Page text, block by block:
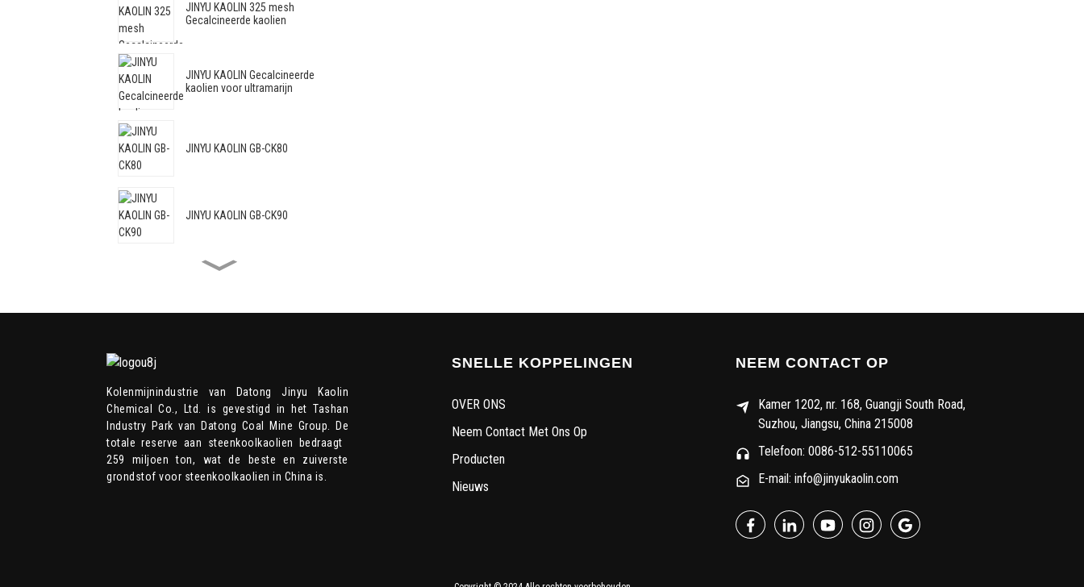
JINYU KAOLIN 325 mesh
Gecalcineerde kaolien
JINYU KAOLIN Gecalcineerde
kaolien voor ultramarijn
JINYU KAOLIN GB-CK80
JINYU KAOLIN GB-CK90
JINYU KAOLIN GB-HRM98
JINYU KAOLIN GB-CKP107
Kolenmijnindustrie van Datong Jinyu Kaolin
Chemical Co., Ltd. is gevestigd in het Tashan
Industry Park van Datong Coal Mine Group. De
totale reserve aan steenkoolkaolien bedraagt ​​
259 miljoen ton, wat de beste en zuiverste
grondstof voor steenkoolkaolien in China is.
SNELLE KOPPELINGEN
OVER ONS
Neem Contact Met Ons Op
Producten
Nieuws
NEEM CONTACT OP
Kamer 1202, nr. 168, Guangji South Road,
Suzhou, Jiangsu, China 215008
Telefoon: 0086-512-55110065
E-mail: info@jinyukaolin.com